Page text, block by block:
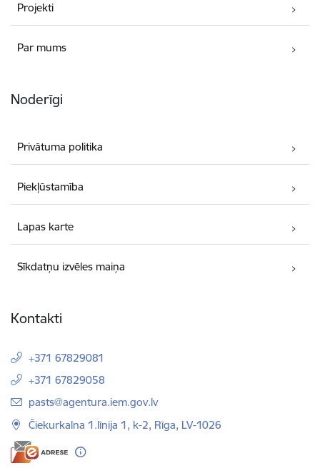
Projekti
Par mums
Noderīgi
Privātuma politika
Piekļūstamība
Lapas karte
Sīkdatņu izvēles maiņa
Kontakti
+371 67829081
+371 67829058
E-pasts:
pasts@agentura.iem.gov.lv
Čiekurkalna 1.līnija 1, k-2, Rīga, LV-1026